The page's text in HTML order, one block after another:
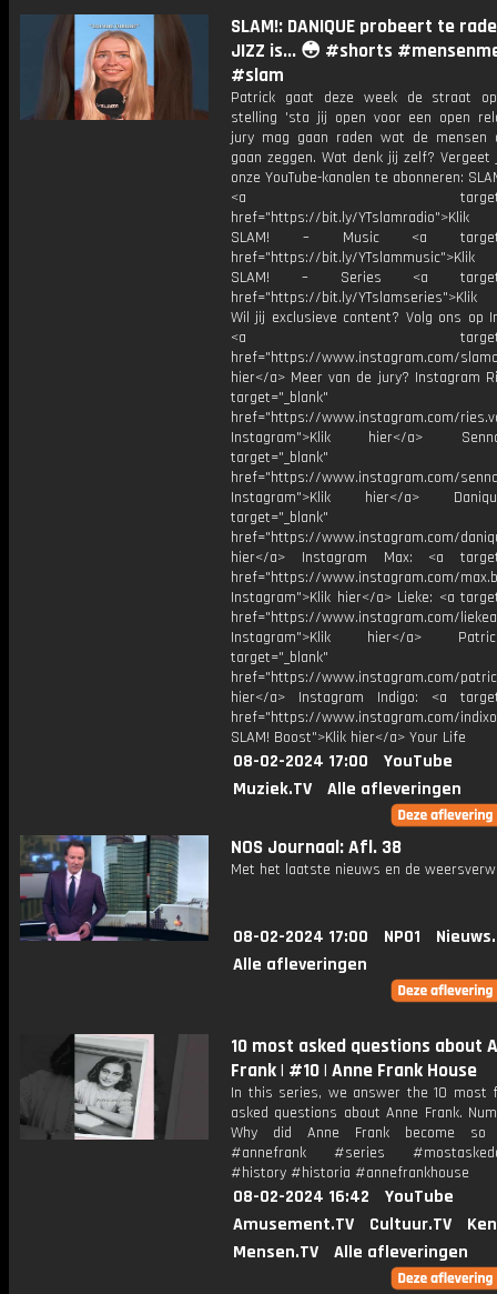
SLAM!: DANIQUE probeert te
JIZZ is... 😳 #shorts
#slam
Patrick gaat deze week de straat
stelling 'sta jij open voor een open
jury mag gaan raden wat de mensen
gaan zeggen. Wat denk jij zelf?
onze YouTube-kanalen te abonneren:
<a
href="https://bit.ly/
SLAM! – Music <a
href="https://bit.ly/
SLAM! – Series <a
href="https://bit.ly/
Wil jij exclusieve content? Volg ons op
<a
href="https://www.instagram.com/
hier</a> Meer van de jury? Instagram
target="_blank"
href="https://www.instagram.com/
Instagram">Klik hier</a>
target="_blank"
href="https://www.instagram.com/
Instagram">Klik hier</a>
target="_blank"
href="https://www.instagram.com/
hier</a> Instagram Max: <a
href="https://www.instagram.com/
Instagram">Klik hier</a> Lieke: <a
href="https://www.instagram.com/
Instagram">Klik hier</a>
target="_blank"
href="https://www.instagram.com/
hier</a> Instagram Indigo: <a
href="https://www.instagram.com/
SLAM! Boost">Klik hier</a> Your Life
08-02-2024 17:00
YouTube
Muziek.TV
Alle afleveringen
NOS Journaal: Afl. 38
Met het laatste nieuws en de
08-02-2024 17:00 NPO1
Alle afleveringen
10 most asked questions about
Frank | #10 | Anne Frank House
In this series, we answer the 10 most
asked questions about Anne Frank.
Why did Anne Frank become so
#annefrank #series
#history #historia #annefrankhouse
08-02-2024 16:42
YouTube
Amusement.TV
Cultuur.TV
Mensen.TV
Alle afleveringen